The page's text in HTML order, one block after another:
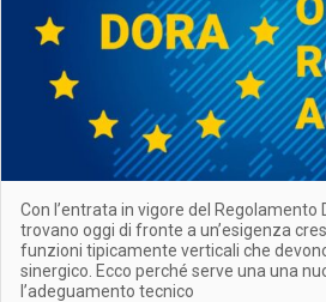
Con l’entrata in vigore del Regolamento
trovano oggi di fronte a un’esigenza
funzioni tipicamente verticali che
sinergico. Ecco perché serve una una
l’adeguamento tecnico